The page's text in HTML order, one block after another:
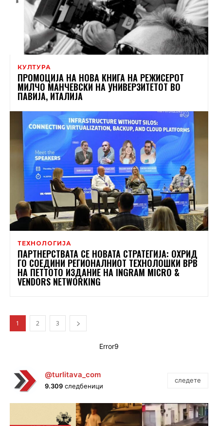
КУЛТУРА
ПРОМОЦИЈА НА НОВА КНИГА НА РЕЖИСЕРОТ
МИЛЧО МАНЧЕВСКИ НА УНИВЕРЗИТЕТОТ ВО
ПАВИЈА, ИТАЛИЈА
ТЕХНОЛОГИЈА
ПАРТНЕРСТВАТА СЕ НОВАТА СТРАТЕГИЈА: ОХРИД
ГО СОЕДИНИ РЕГИОНАЛНИОТ ТЕХНОЛОШКИ ВРВ
НА ПЕТТОТО ИЗДАНИЕ НА INGRAM MICRO &
VENDORS NETWORKING
1 2 3
Error9
@turlitava_com
9.309 следбеници
следете